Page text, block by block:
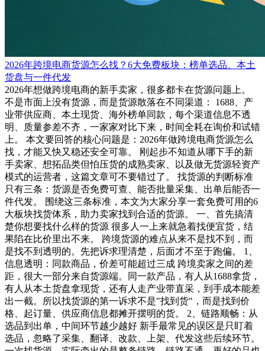
2026年跨境电商货源怎么找？6大免费板块：榜单选品、本土
货盘与一件代发
2026年想做跨境电商的新手卖家，很多都卡在货源问题上。
不是市面上没有货源，而是货源散落在不同渠道： 1688、产
业带供应商、本土现货、海外榜单同款，每个渠道信息不透
明、质量参差不齐，一家家对比下来，时间全耗在询价和试错
上。 本文要回答的核心问题是：2026年做跨境电商货源怎么
找，才能又快又稳还安全可靠。 刚起步不知道从哪下手的新
手卖家、想拓品类但怕压货的成熟卖家、以及做无货源轻资产
模式的运营者，这篇文章可不要错过了。 找货源的判断标准
只有三条：货源是否免费可查、能否批量采集、出单后能否一
件代发。 围绕这三条标准，本文为大家分享一套免费可用的6
大板块找货体系，助力卖家找到合适的货源。 一、首先搞清
楚你想要找什么样的货源 很多人一上来就急着找便宜货，结
果陷在比价里出不来。 跨境货源的难点从来不是找不到，而
是找不到透明的。先把诉求理清楚，后面才不至于跑偏。 1、
信息透明：同款商品，价差可能超过三成 跨境卖家之间的差
距，很大一部分来自货源端。同一款产品，有人从1688拿货，
有人从本土货盘拿现货，还有人走产业带直采，到手成本能差
出一截。所以找货源的第一诉求不是"找到货"，而是找到价
格、起订量、供应商信息都摊开摆明的货。 2、链路顺畅：从
选品到出单，中间环节越少越好 新手最常见的误区是只盯着
选品，忽略了采集、翻译、改款、上架、代发这些后续环节。